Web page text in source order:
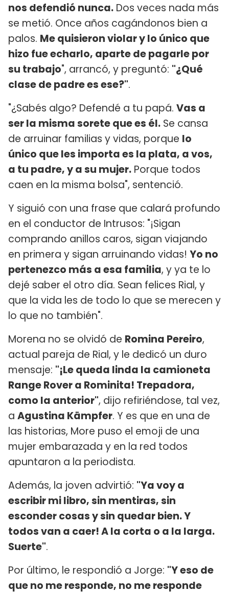
nos defendió nunca. Dos veces nada más
se metió. Once años cagándonos bien a
palos. Me quisieron violar y lo único que
hizo fue echarlo, aparte de pagarle por
su trabajo", arrancó, y preguntó: "¿Qué
clase de padre es ese?".
"¿Sabés algo? Defendé a tu papá. Vas a
ser la misma sorete que es él. Se cansa
de arruinar familias y vidas, porque lo
único que les importa es la plata, a vos,
a tu padre, y a su mujer. Porque todos
caen en la misma bolsa", sentenció.
Y siguió con una frase que calará profundo
en el conductor de Intrusos: "¡Sigan
comprando anillos caros, sigan viajando
en primera y sigan arruinando vidas! Yo no
pertenezco más a esa familia, y ya te lo
dejé saber el otro día. Sean felices Rial, y
que la vida les de todo lo que se merecen y
lo que no también".
Morena no se olvidó de Romina Pereiro,
actual pareja de Rial, y le dedicó un duro
mensaje: "¡Le queda linda la camioneta
Range Rover a Rominita! Trepadora,
como la anterior", dijo refiriéndose, tal vez,
a Agustina Kämpfer. Y es que en una de
las historias, More puso el emoji de una
mujer embarazada y en la red todos
apuntaron a la periodista.
Además, la joven advirtió: "Ya voy a
escribir mi libro, sin mentiras, sin
esconder cosas y sin quedar bien. Y
todos van a caer! A la corta o a la larga.
Suerte".
Por último, le respondió a Jorge: "Y eso de
que no me responde, no me responde